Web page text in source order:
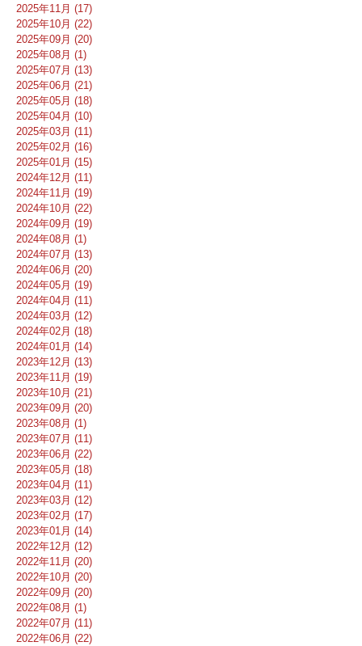
2025年11月 (17)
2025年10月 (22)
2025年09月 (20)
2025年08月 (1)
2025年07月 (13)
2025年06月 (21)
2025年05月 (18)
2025年04月 (10)
2025年03月 (11)
2025年02月 (16)
2025年01月 (15)
2024年12月 (11)
2024年11月 (19)
2024年10月 (22)
2024年09月 (19)
2024年08月 (1)
2024年07月 (13)
2024年06月 (20)
2024年05月 (19)
2024年04月 (11)
2024年03月 (12)
2024年02月 (18)
2024年01月 (14)
2023年12月 (13)
2023年11月 (19)
2023年10月 (21)
2023年09月 (20)
2023年08月 (1)
2023年07月 (11)
2023年06月 (22)
2023年05月 (18)
2023年04月 (11)
2023年03月 (12)
2023年02月 (17)
2023年01月 (14)
2022年12月 (12)
2022年11月 (20)
2022年10月 (20)
2022年09月 (20)
2022年08月 (1)
2022年07月 (11)
2022年06月 (22)